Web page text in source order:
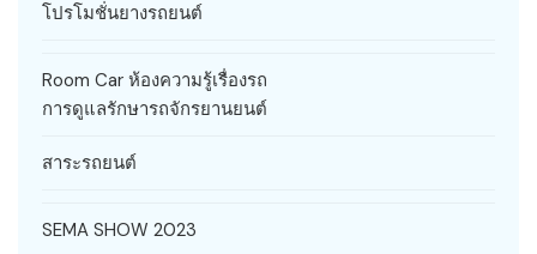
โปรโมชั่นยางรถยนต์
Room Car ห้องความรู้เรื่องรถ
การดูแลรักษารถจักรยานยนต์
สาระรถยนต์
SEMA SHOW 2023